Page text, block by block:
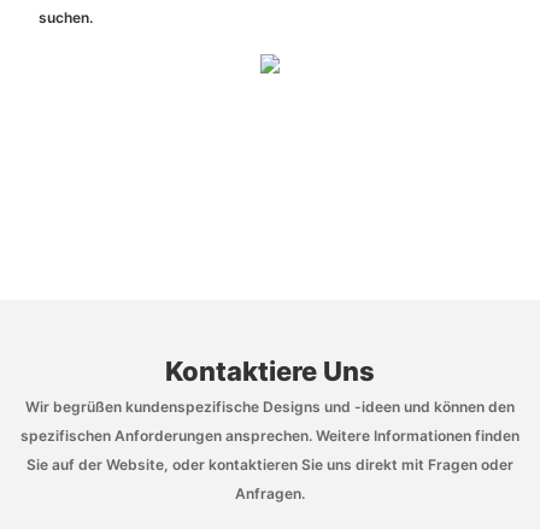
suchen.
Kontaktiere Uns
Wir begrüßen kundenspezifische Designs und -ideen und können den
spezifischen Anforderungen ansprechen. Weitere Informationen finden
Sie auf der Website, oder kontaktieren Sie uns direkt mit Fragen oder
Anfragen.